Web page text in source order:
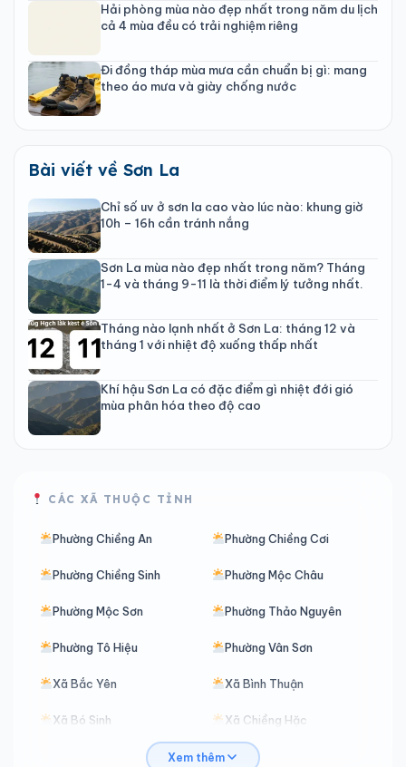
Hải phòng mùa nào đẹp nhất trong năm du lịch
cả 4 mùa đều có trải nghiệm riêng
Đi đồng tháp mùa mưa cần chuẩn bị gì: mang
theo áo mưa và giày chống nước
Bài viết về Sơn La
Chỉ số uv ở sơn la cao vào lúc nào: khung giờ
10h – 16h cần tránh nắng
Sơn La mùa nào đẹp nhất trong năm? Tháng
1-4 và tháng 9-11 là thời điểm lý tưởng nhất.
Tháng nào lạnh nhất ở Sơn La: tháng 12 và
tháng 1 với nhiệt độ xuống thấp nhất
Khí hậu Sơn La có đặc điểm gì nhiệt đới gió
mùa phân hóa theo độ cao
CÁC XÃ THUỘC TỈNH
Phường Chiềng An Phường Chiềng Cơi
Phường Chiềng Sinh Phường Mộc Châu
Phường Mộc Sơn Phường Thảo Nguyên
Phường Tô Hiệu Phường Vân Sơn
Xã Bắc Yên Xã Bình Thuận
Xã Bó Sinh Xã Chiềng Hặc
Xã Chiềng Khương
Xem thêm